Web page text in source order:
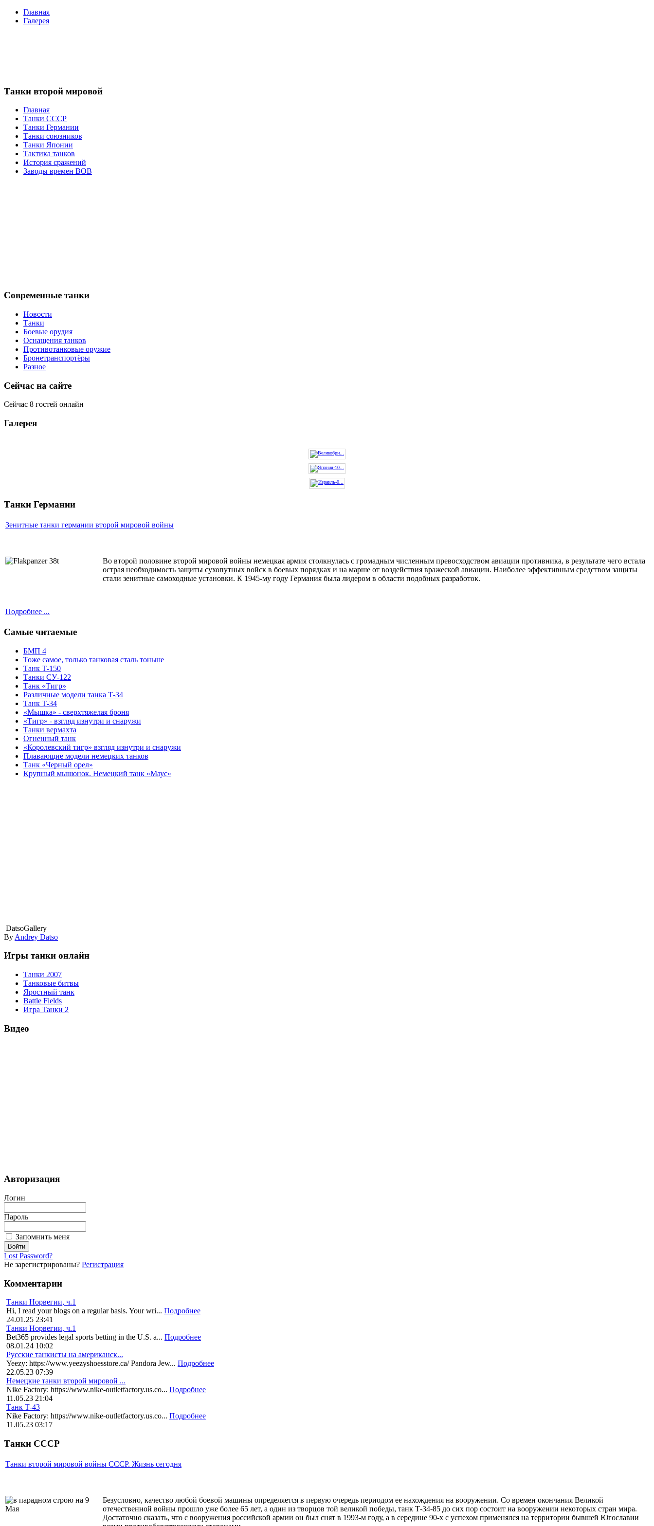
Главная
Галерея
Танки второй мировой
Главная
Танки СССР
Танки Германии
Танки союзников
Танки Японии
Тактика танков
История сражений
Заводы времен ВОВ
Современные танки
Новости
Танки
Боевые орудия
Оснащения танков
Противотанковые оружие
Бронетранспортёры
Разное
Сейчас на сайте
Сейчас 8 гостей онлайн
Галерея
Танки Германии
Зенитные танки германии второй мировой войны
Во второй половине второй мировой войны немецкая армия столкнулась с громадным численным превосходством авиации противника, в результате чего встала
острая необходимость защиты сухопутных войск в боевых порядках и на марше от воздействия вражеской авиации. Наиболее эффективным средством защиты
стали зенитные самоходные установки. К 1945-му году Германия была лидером в области подобных разработок.
Подробнее ...
Самые читаемые
БМП 4
Тоже самое, только танковая сталь тоньше
Танк Т-150
Танки СУ-122
Танк «Тигр»
Различные модели танка Т-34
Танк Т-34
«Мышка» - сверхтяжелая броня
«Тигр» - взгляд изнутри и снаружи
Танки вермахта
Огненный танк
«Королевский тигр» взгляд изнутри и снаружи
Плавающие модели немецких танков
Танк «Черный орел»
Крупный мышонок. Немецкий танк «Маус»
DatsoGallery
By Andrey Datso
Игры танки онлайн
Танки 2007
Танковые битвы
Яростный танк
Battle Fields
Игра Танки 2
Видео
Авторизация
Логин
Пароль
Запомнить меня
Lost Password?
Не зарегистрированы? Регистрация
Комментарии
Танки Норвегии, ч.1
Hi, I read your blogs on a regular basis. Your wri... Подробнее
24.01.25 23:41
Танки Норвегии, ч.1
Bet365 provides legal sports betting in the U.S. a... Подробнее
08.01.24 10:02
Русские танкисты на американск...
Yeezy: https://www.yeezyshoesstore.ca/ Pandora Jew... Подробнее
22.05.23 07:39
Немецкие танки второй мировой ...
Nike Factory: https://www.nike-outletfactory.us.co... Подробнее
11.05.23 21:04
Танк Т-43
Nike Factory: https://www.nike-outletfactory.us.co... Подробнее
11.05.23 03:17
Танки СССР
Танки второй мировой войны СССР. Жизнь сегодня
Безусловно, качество любой боевой машины определяется в первую очередь периодом ее нахождения на вооружении. Со времен окончания Великой
отечественной войны прошло уже более 65 лет, а один из творцов той великой победы, танк Т-34-85 до сих пор состоит на вооружении некоторых стран мира.
Достаточно сказать, что с вооружения российской армии он был снят в 1993-м году, а в середине 90-х с успехом применялся на территории бывшей Югославии